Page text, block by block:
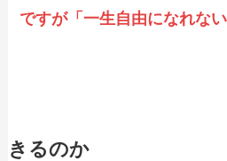
ですが「一生自由になれな
きるのか